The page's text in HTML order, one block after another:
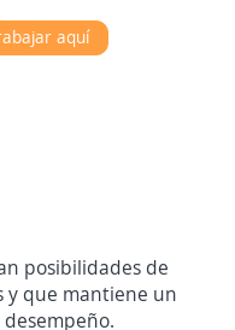
aquí
posibilidades de
y que mantiene un